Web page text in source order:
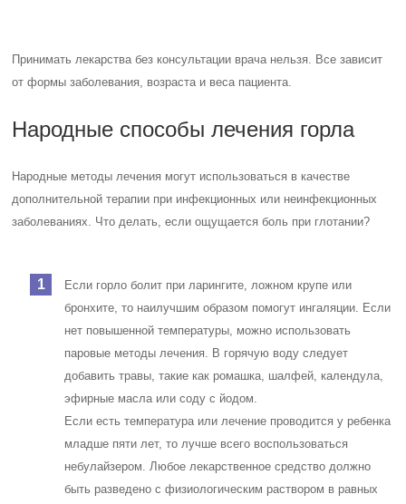
Принимать лекарства без консультации врача нельзя. Все зависит
от формы заболевания, возраста и веса пациента.
Народные способы лечения горла
Народные методы лечения могут использоваться в качестве
дополнительной терапии при инфекционных или неинфекционных
заболеваниях. Что делать, если ощущается боль при глотании?
Если горло болит при ларингите, ложном крупе или
бронхите, то наилучшим образом помогут ингаляции. Если
нет повышенной температуры, можно использовать
паровые методы лечения. В горячую воду следует
добавить травы, такие как ромашка, шалфей, календула,
эфирные масла или соду с йодом.
Если есть температура или лечение проводится у ребенка
младше пяти лет, то лучше всего воспользоваться
небулайзером. Любое лекарственное средство должно
быть разведено с физиологическим раствором в равных